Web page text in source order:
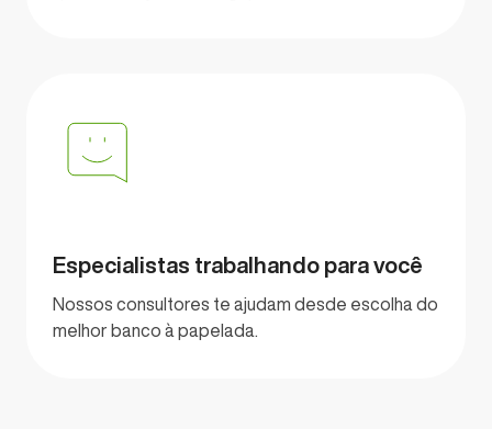
Especialistas trabalhando para você
Nossos consultores te ajudam desde escolha do
melhor banco à papelada.